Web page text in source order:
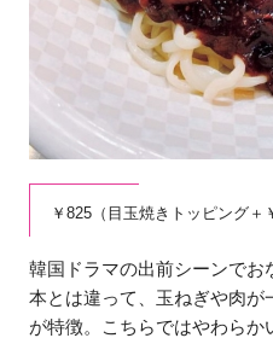
￥825（目玉焼きトッピング＋
韓国ドラマの出前シーンでお
本とは違って、玉ねぎや肉
が特徴。こちらではやわら